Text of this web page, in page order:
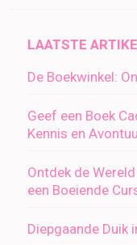
LAATSTE
De Boekwinkel:
Geef een Boek
Kennis en
Ontdek de
een Boeiende
Diepgaande Duik